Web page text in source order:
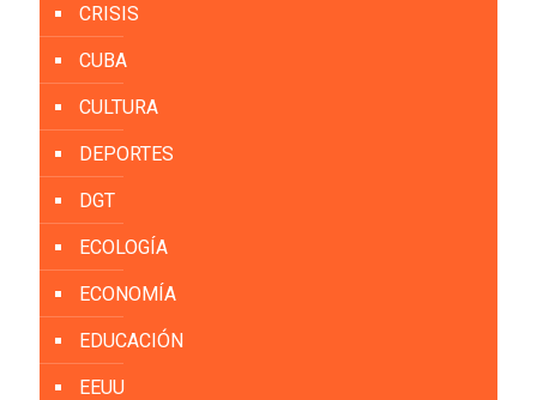
CRISIS
CUBA
CULTURA
DEPORTES
DGT
ECOLOGÍA
ECONOMÍA
EDUCACIÓN
EEUU